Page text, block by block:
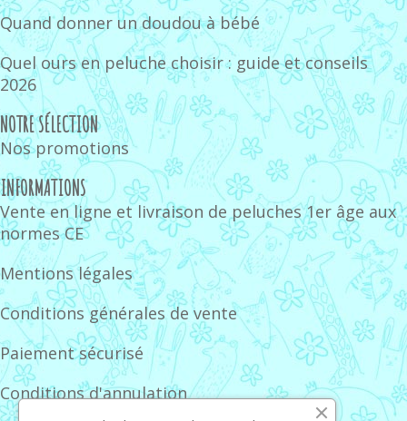
Quand donner un doudou à bébé
Quel ours en peluche choisir : guide et conseils
2026
NOTRE SÉLECTION
Nos promotions
INFORMATIONS
Vente en ligne et livraison de peluches 1er âge aux
normes CE
Mentions légales
Conditions générales de vente
Paiement sécurisé
Conditions d'annulation